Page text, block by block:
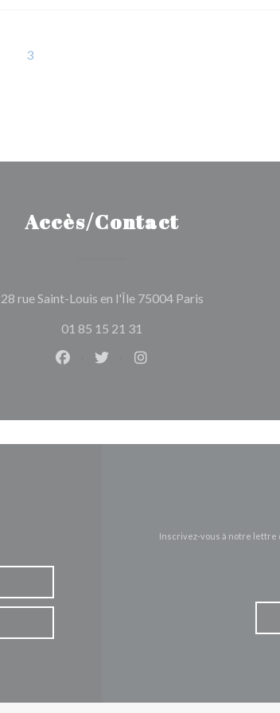
3
Accès/Contact
28 rue Saint-Louis en l'Île 75004 Paris((ouvre une
01 85 15 21 31
Facebook ((ouvre une nouvelle
Twitter ((ouvre une nouvelle
Instagram ((ouvre une
Inscrivez-vous à notre